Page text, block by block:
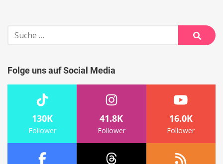
Suche
nach:
Suche
Folge uns auf Social Media
130K
Follower
41.8K
Follower
16.0K
Follower